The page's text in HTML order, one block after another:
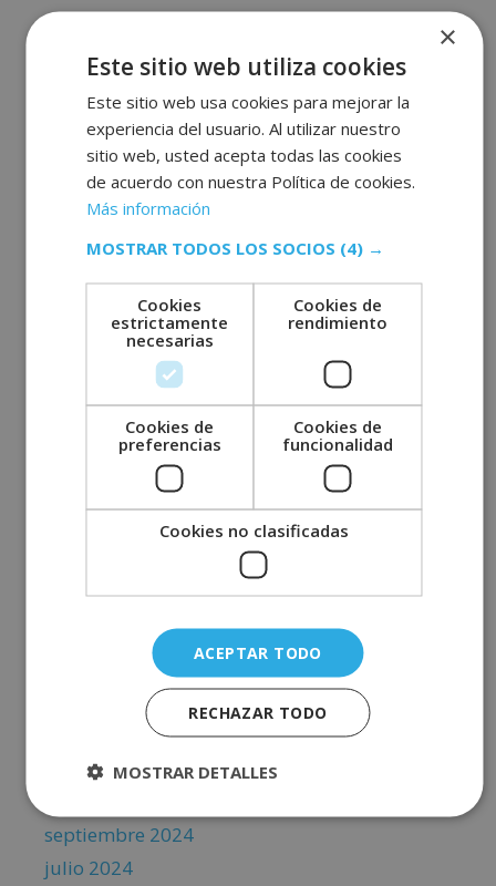
Comentarios recientes
junio 2026
mayo 2026
marzo 2026
diciembre 2025
octubre 2025
febrero 2025
septiembre 2024
julio 2024
×
Este sitio web utiliza cookies
Este sitio web usa cookies para mejorar la
experiencia del usuario. Al utilizar nuestro
sitio web, usted acepta todas las cookies
de acuerdo con nuestra Política de cookies.
Más información
MOSTRAR TODOS LOS SOCIOS (4) →
Cookies
estrictamente
necesarias
Cookies de
rendimiento
Cookies de
preferencias
Cookies de
funcionalidad
Cookies no clasificadas
ACEPTAR TODO
RECHAZAR TODO
MOSTRAR DETALLES